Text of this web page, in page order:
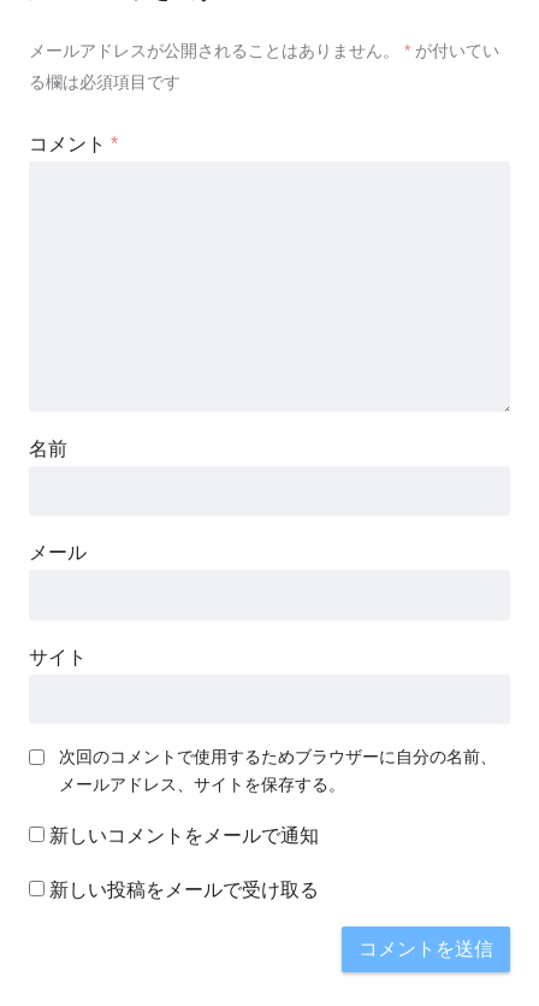
メールアドレスが公開されることはありません。 * が付いてい
る欄は必須項目です
コメント *
名前
メール
サイト
次回のコメントで使用するためブラウザーに自分の名前、
メールアドレス、サイトを保存する。
新しいコメントをメールで通知
新しい投稿をメールで受け取る